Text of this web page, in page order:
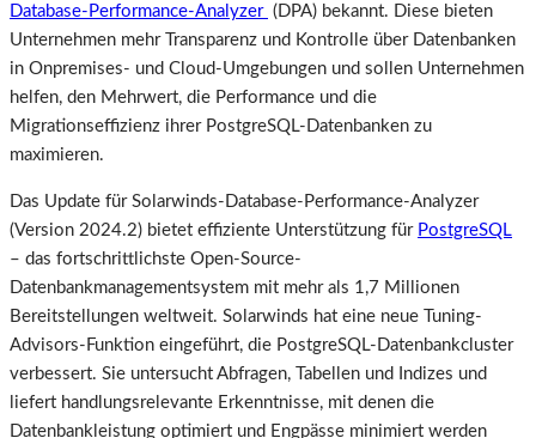
Database-Performance-Analyzer (DPA) bekannt. Diese bieten
Unternehmen mehr Transparenz und Kontrolle über Datenbanken
in Onpremises- und Cloud-Umgebungen und sollen Unternehmen
helfen, den Mehrwert, die Performance und die
Migrationseffizienz ihrer PostgreSQL-Datenbanken zu
maximieren.
Das Update für Solarwinds-Database-Performance-Analyzer
(Version 2024.2) bietet effiziente Unterstützung für PostgreSQL
– das fortschrittlichste Open-Source-
Datenbankmanagementsystem mit mehr als 1,7 Millionen
Bereitstellungen weltweit. Solarwinds hat eine neue Tuning-
Advisors-Funktion eingeführt, die PostgreSQL-Datenbankcluster
verbessert. Sie untersucht Abfragen, Tabellen und Indizes und
liefert handlungsrelevante Erkenntnisse, mit denen die
Datenbankleistung optimiert und Engpässe minimiert werden